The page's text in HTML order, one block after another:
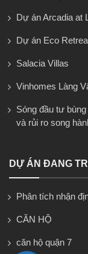
Dự án Arcadia at
Dự án Eco
Salacia Villas
Vinhomes Làng
Sóng đầu tư
và rủi ro song
DỰ ÁN ĐANG
Phân tích nhận
CĂN HỘ
căn hộ quận 7